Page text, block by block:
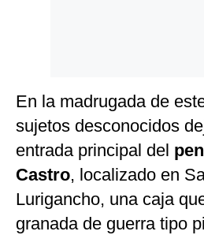
En la madrugada de
sujetos desconocidos
entrada principal del
Castro, localizado en
Lurigancho, una caja
granada de guerra tipo